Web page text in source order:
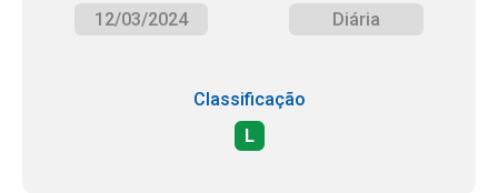
12/03/2024
Diária
Classificação
L